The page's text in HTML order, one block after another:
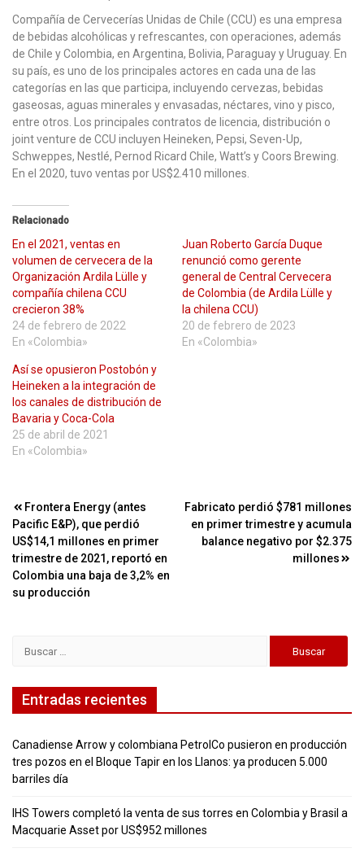
Compañía de Cervecerías Unidas de Chile (CCU) es una empresa
de bebidas alcohólicas y refrescantes, con operaciones, además
de Chile y Colombia, en Argentina, Bolivia, Paraguay y Uruguay. En
su país, es uno de los principales actores en cada una de las
categorías en las que participa, incluyendo cervezas, bebidas
gaseosas, aguas minerales y envasadas, néctares, vino y pisco,
entre otros. Los principales contratos de licencia, distribución o
joint venture de CCU incluyen Heineken, Pepsi, Seven-Up,
Schweppes, Nestlé, Pernod Ricard Chile, Watt’s y Coors Brewing.
En el 2020, tuvo ventas por US$2.410 millones.
Relacionado
En el 2021, ventas en
volumen de cervecera de la
Organización Ardila Lülle y
compañía chilena CCU
crecieron 38%
24 de febrero de 2022
En «Colombia»
Juan Roberto García Duque
renunció como gerente
general de Central Cervecera
de Colombia (de Ardila Lülle y
la chilena CCU)
20 de febrero de 2023
En «Colombia»
Así se opusieron Postobón y
Heineken a la integración de
los canales de distribución de
Bavaria y Coca-Cola
25 de abril de 2021
En «Colombia»
Navegación
de
entradas
Frontera Energy (antes
Pacific E&P), que perdió
US$14,1 millones en primer
trimestre de 2021, reportó en
Colombia una baja de 3,2% en
su producción
Fabricato perdió $781 millones
en primer trimestre y acumula
balance negativo por $2.375
millones
Entradas recientes
Canadiense Arrow y colombiana PetrolCo pusieron en producción
tres pozos en el Bloque Tapir en los Llanos: ya producen 5.000
barriles día
IHS Towers completó la venta de sus torres en Colombia y Brasil a
Macquarie Asset por US$952 millones